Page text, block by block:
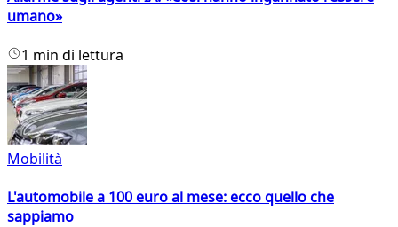
umano»
1 min di lettura
Mobilità
L'automobile a 100 euro al mese: ecco quello che
sappiamo